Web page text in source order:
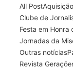
All Post
Clube de
Festa em Honra
Jornadas da
Outras notícias
Revista